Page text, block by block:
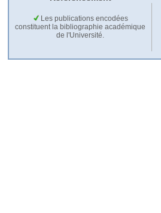
Les publications encodées
constituent la bibliographie académique
de l'Université.